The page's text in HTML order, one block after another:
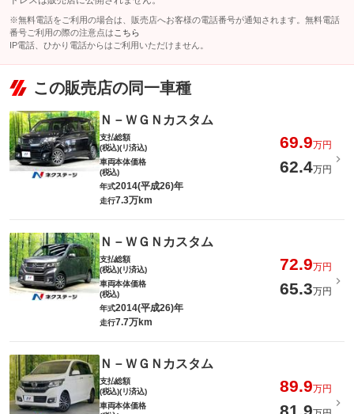
※無料電話をご利用の場合は、販売店へお客様の電話番号が通知されます。無料電話
番号ご利用の際の注意点は こちら
IP電話、ひかり電話からはご利用いただけません。
この販売店の同一車種
Ｎ－ＷＧＮカスタム
支払総額
(税込)(リ済込)
69.9万円
車両本体価格
(税込)
62.4万円
年式2014(平成26)年
走行7.3万km
Ｎ－ＷＧＮカスタム
支払総額
(税込)(リ済込)
72.9万円
車両本体価格
(税込)
65.3万円
年式2014(平成26)年
走行7.7万km
Ｎ－ＷＧＮカスタム
支払総額
(税込)(リ済込)
89.9万円
車両本体価格